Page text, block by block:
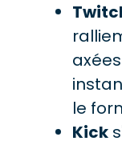
le
Kick